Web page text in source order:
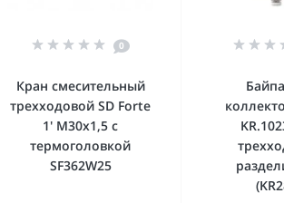
0
Кран смесительный
трехходовой SD Forte
1' М30х1,5 с
термоголовкой
SF362W25